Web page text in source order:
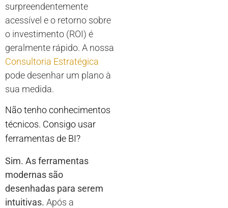
surpreendentemente
acessível e o retorno sobre
o investimento (ROI) é
geralmente rápido. A nossa
Consultoria Estratégica
pode desenhar um plano à
sua medida.
Não tenho conhecimentos
técnicos. Consigo usar
ferramentas de BI?
Sim. As ferramentas
modernas são
desenhadas para serem
intuitivas. Após a